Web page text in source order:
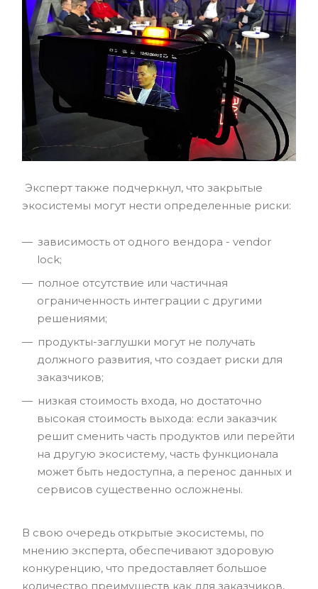
Эксперт также подчеркнул, что закрытые
экосистемы могут нести определенные риски:
зависимость от одного вендора - vendor
lock;
полное отсутствие или частичная
ограниченность интеграции с другими
решениями;
продукты-заглушки могут не получать
должного развития, что создает риски для
заказчиков;
низкая стоимость входа, но достаточно
высокая стоимость выхода: если заказчик
решит сменить часть продуктов или перейти
на другую экосистему, часть функционала
может быть недоступна, а перенос данных и
сервисов существенно осложнены.
В свою очередь открытые экосистемы, по
мнению эксперта, обеспечивают здоровую
конкуренцию, что предоставляет большое
количество преимуществ как для заказчиков,